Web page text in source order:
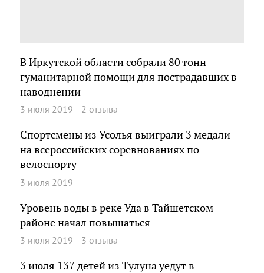
В Иркутской области собрали 80 тонн
гуманитарной помощи для пострадавших в
наводнении
3 июля 2019 2 отзыва
Спортсмены из Усолья выиграли 3 медали
на всероссийских соревнованиях по
велоспорту
3 июля 2019
Уровень воды в реке Уда в Тайшетском
районе начал повышаться
3 июля 2019 3 отзыва
3 июля 137 детей из Тулуна уедут в